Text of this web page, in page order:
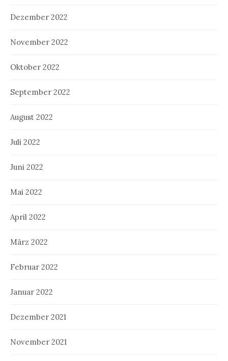
Dezember 2022
November 2022
Oktober 2022
September 2022
August 2022
Juli 2022
Juni 2022
Mai 2022
April 2022
März 2022
Februar 2022
Januar 2022
Dezember 2021
November 2021